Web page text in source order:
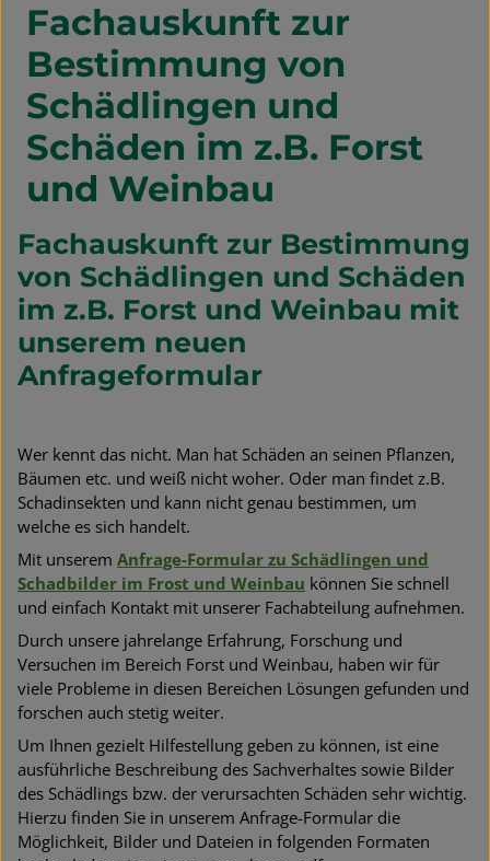
Fachauskunft zur
Bestimmung von
Schädlingen und
Schäden im z.B. Forst
und Weinbau
Fachauskunft zur Bestimmung
von Schädlingen und Schäden
im z.B. Forst und Weinbau mit
unserem neuen
Anfrageformular
Wer kennt das nicht. Man hat Schäden an seinen Pflanzen,
Bäumen etc. und weiß nicht woher. Oder man findet z.B.
Schadinsekten und kann nicht genau bestimmen, um
welche es sich handelt.
Mit unserem Anfrage-Formular zu Schädlingen und
Schadbilder im Frost und Weinbau können Sie schnell
und einfach Kontakt mit unserer Fachabteilung aufnehmen.
Durch unsere jahrelange Erfahrung, Forschung und
Versuchen im Bereich Forst und Weinbau, haben wir für
viele Probleme in diesen Bereichen Lösungen gefunden und
forschen auch stetig weiter.
Um Ihnen gezielt Hilfestellung geben zu können, ist eine
ausführliche Beschreibung des Sachverhaltes sowie Bilder
des Schädlings bzw. der verursachten Schäden sehr wichtig.
Hierzu finden Sie in unserem Anfrage-Formular die
Möglichkeit, Bilder und Dateien in folgenden Formaten